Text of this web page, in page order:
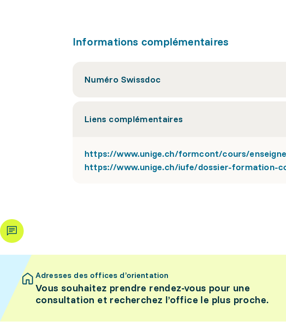
Informations complémentaires
Numéro Swissdoc
Liens complémentaires
https://www.unige.ch/formcont/cours/
https://www.unige.ch/iufe/dossier-formation-
Adresses des offices d’orientation
Vous souhaitez prendre rendez-vous pour une
consultation et recherchez l’office le plus proche.